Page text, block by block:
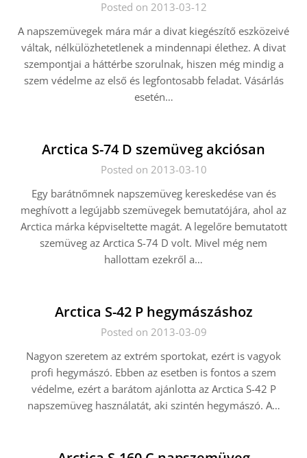
Posted on 2013-03-12
A napszemüvegek mára már a divat kiegészítő eszközeivé
váltak, nélkülözhetetlenek a mindennapi élethez. A divat
szempontjai a háttérbe szorulnak, hiszen még mindig a
szem védelme az első és legfontosabb feladat. Vásárlás
esetén…
Arctica S-74 D szemüveg akciósan
Posted on 2013-03-10
Egy barátnőmnek napszemüveg kereskedése van és
meghívott a legújabb szemüvegek bemutatójára, ahol az
Arctica márka képviseltette magát. A legelőre bemutatott
szemüveg az Arctica S-74 D volt. Mivel még nem
hallottam ezekről a…
Arctica S-42 P hegymászáshoz
Posted on 2013-03-09
Nagyon szeretem az extrém sportokat, ezért is vagyok
profi hegymászó. Ebben az esetben is fontos a szem
védelme, ezért a barátom ajánlotta az Arctica S-42 P
napszemüveg használatát, aki szintén hegymászó. A…